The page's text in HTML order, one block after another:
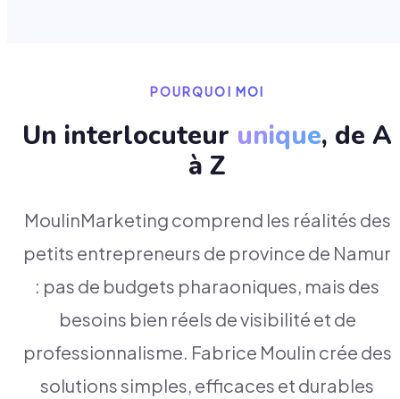
POURQUOI MOI
Un interlocuteur unique, de A
à Z
MoulinMarketing comprend les réalités des
petits entrepreneurs de province de Namur
: pas de budgets pharaoniques, mais des
besoins bien réels de visibilité et de
professionnalisme. Fabrice Moulin crée des
solutions simples, efficaces et durables